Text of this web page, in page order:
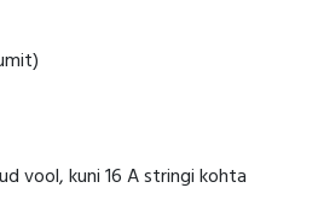
vool, kuni 16 A stringi kohta